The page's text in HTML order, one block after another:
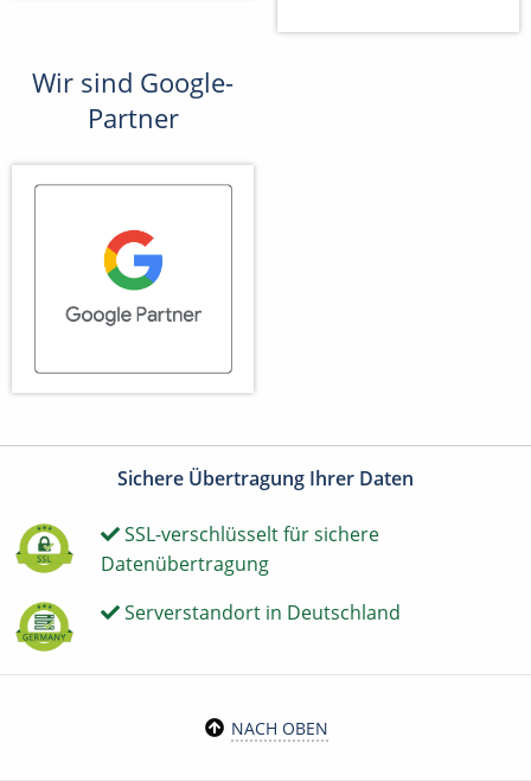
Wir sind Google-
Partner
Sichere Übertragung Ihrer Daten
SSL-verschlüsselt für sichere
Datenübertragung
Serverstandort in Deutschland
NACH OBEN